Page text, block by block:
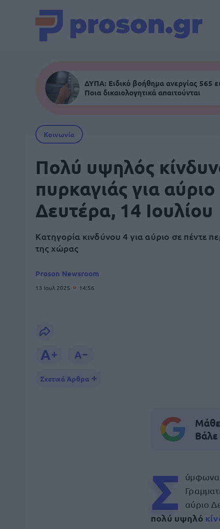
ΔΥΠΑ: Ειδικό βοήθημα ανεργίας 565
Ποια δικαιολογητικά απαιτούνται
Κοινωνία
Πολύ υψηλός
πυρκαγιάς για αύριο
Δευτέρα, 14 Ιουλίου
Κατηγορία κινδύνου 4 για αύριο σε πέντε
της χώρας
Proson Newsroom
13 Ιουλ 2025 14:56
Σχετικά Άρθρα
Μάθε
Σ
ύμφωνα
αύριο
πολύ υψηλό